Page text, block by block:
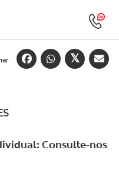
Consulte-nos